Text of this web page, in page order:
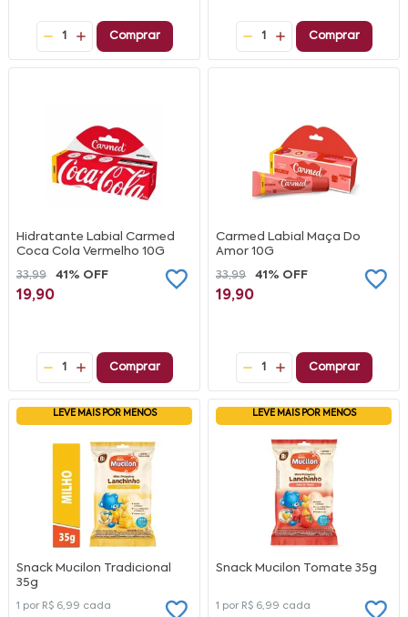
1 Comprar 1 Comprar
Hidratante Labial Carmed
Coca Cola Vermelho 10G
33,99
41% OFF
19,90
1 Comprar
Carmed Labial Maça Do
Amor 10G
33,99
41% OFF
19,90
1 Comprar
LEVE MAIS POR MENOS
Snack Mucilon Tradicional
35g
1 por R$ 6,99 cada
LEVE MAIS POR MENOS
Snack Mucilon Tomate 35g
1 por R$ 6,99 cada